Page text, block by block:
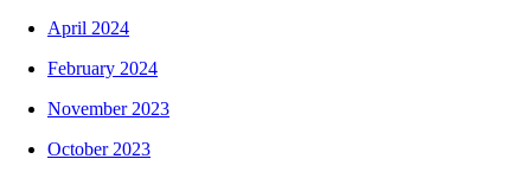
April 2024
February 2024
November 2023
October 2023